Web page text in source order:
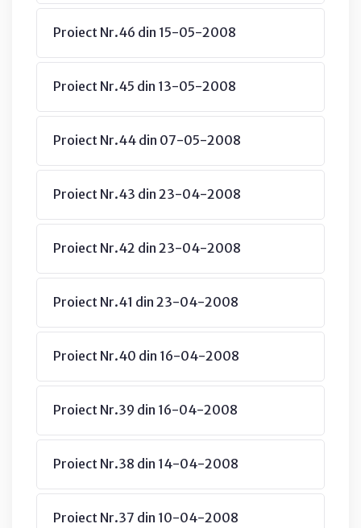
Proiect Nr.46 din 15-05-2008
Proiect Nr.45 din 13-05-2008
Proiect Nr.44 din 07-05-2008
Proiect Nr.43 din 23-04-2008
Proiect Nr.42 din 23-04-2008
Proiect Nr.41 din 23-04-2008
Proiect Nr.40 din 16-04-2008
Proiect Nr.39 din 16-04-2008
Proiect Nr.38 din 14-04-2008
Proiect Nr.37 din 10-04-2008